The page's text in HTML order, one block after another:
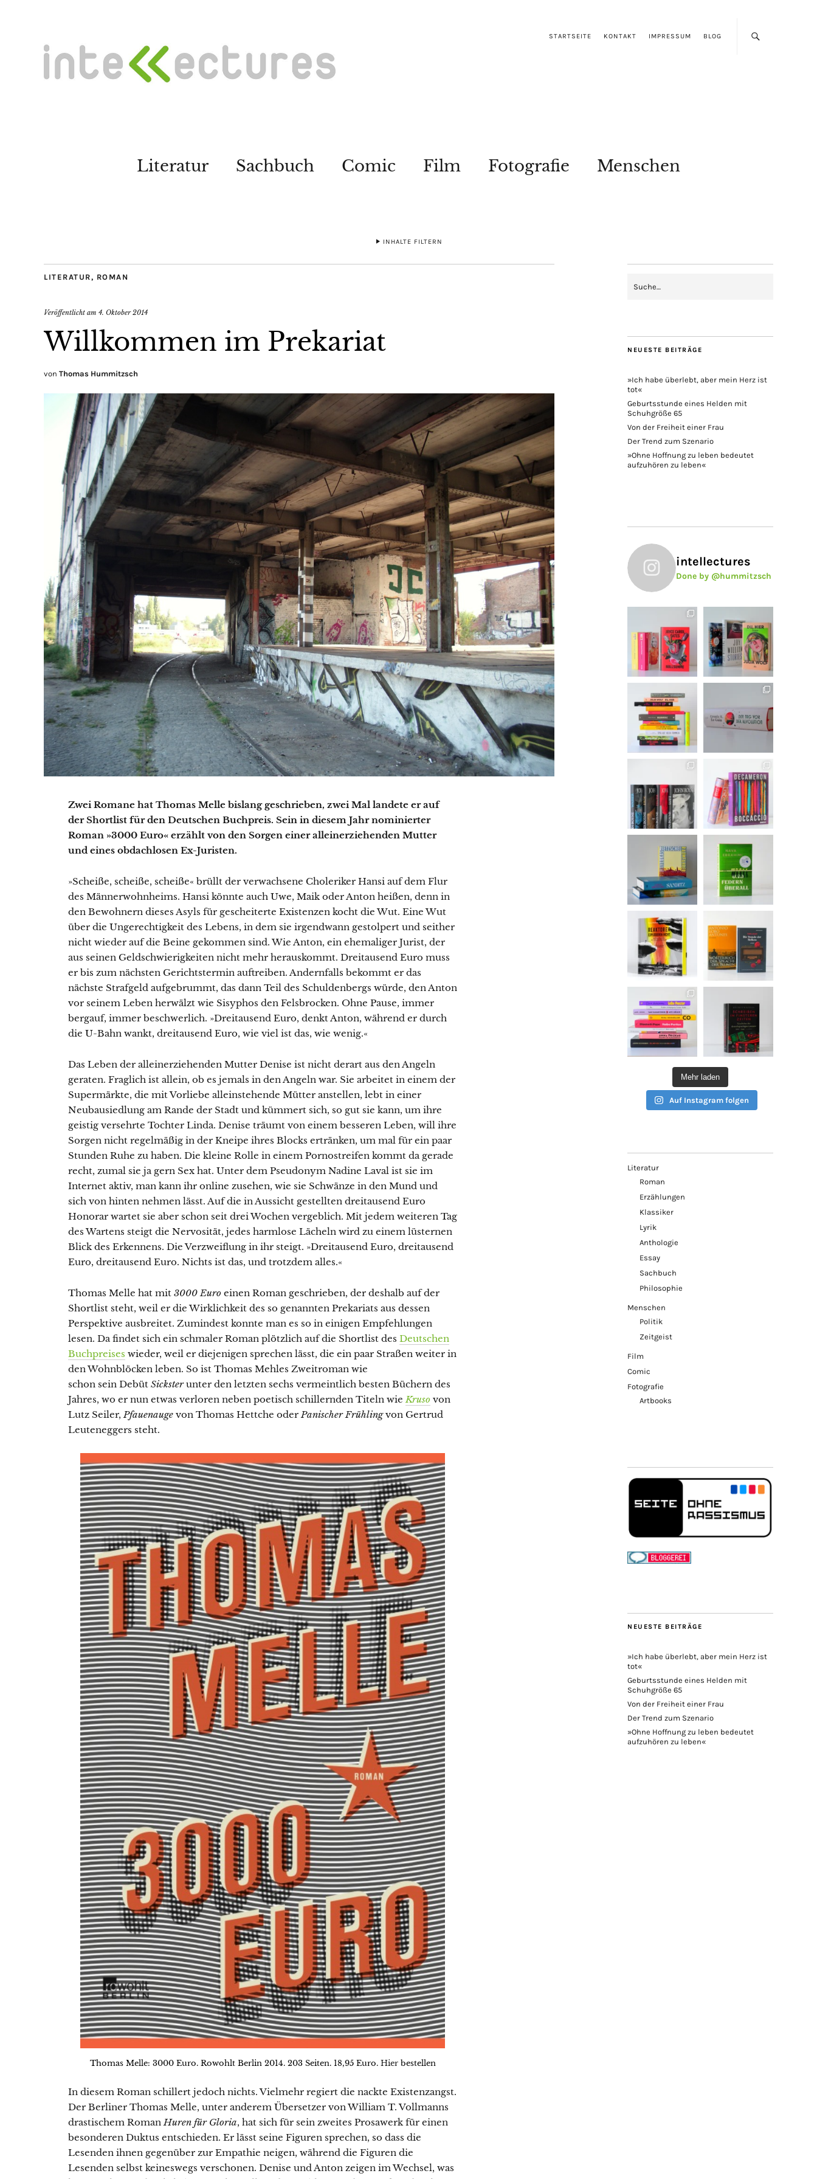
STARTSEITE KONTAKT IMPRESSUM BLOG
Literatur Sachbuch Comic Film Fotografie Menschen
INHALTE FILTERN
LITERATUR, ROMAN
Veröffentlicht am 4. Oktober 2014
Willkommen im Prekariat
von Thomas Hummitzsch
Zwei Romane hat Thomas Melle bislang geschrieben, zwei Mal landete er auf
der Shortlist für den Deutschen Buchpreis. Sein in diesem Jahr nominierter
Roman »3000 Euro« erzählt von den Sorgen einer alleinerziehenden Mutter
und eines obdachlosen Ex-Juristen.
»Scheiße, scheiße, scheiße« brüllt der verwachsene Choleriker Hansi auf dem Flur
des Männerwohnheims. Hansi könnte auch Uwe, Maik oder Anton heißen, denn in
den Bewohnern dieses Asyls für gescheiterte Existenzen kocht die Wut. Eine Wut
über die Ungerechtigkeit des Lebens, in dem sie irgendwann gestolpert und seither
nicht wieder auf die Beine gekommen sind. Wie Anton, ein ehemaliger Jurist, der
aus seinen Geldschwierigkeiten nicht mehr herauskommt. Dreitausend Euro muss
er bis zum nächsten Gerichtstermin auftreiben. Andernfalls bekommt er das
nächste Strafgeld aufgebrummt, das dann Teil des Schuldenbergs würde, den Anton
vor seinem Leben herwälzt wie Sisyphos den Felsbrocken. Ohne Pause, immer
bergauf, immer beschwerlich. »Dreitausend Euro, denkt Anton, während er durch
die U-Bahn wankt, dreitausend Euro, wie viel ist das, wie wenig.«
Das Leben der alleinerziehenden Mutter Denise ist nicht derart aus den Angeln
geraten. Fraglich ist allein, ob es jemals in den Angeln war. Sie arbeitet in einem der
Supermärkte, die mit Vorliebe alleinstehende Mütter anstellen, lebt in einer
Neubausiedlung am Rande der Stadt und kümmert sich, so gut sie kann, um ihre
geistig versehrte Tochter Linda. Denise träumt von einem besseren Leben, will ihre
Sorgen nicht regelmäßig in der Kneipe ihres Blocks ertränken, um mal für ein paar
Stunden Ruhe zu haben. Die kleine Rolle in einem Pornostreifen kommt da gerade
recht, zumal sie ja gern Sex hat. Unter dem Pseudonym Nadine Laval ist sie im
Internet aktiv, man kann ihr online zusehen, wie sie Schwänze in den Mund und
sich von hinten nehmen lässt. Auf die in Aussicht gestellten dreitausend Euro
Honorar wartet sie aber schon seit drei Wochen vergeblich. Mit jedem weiteren Tag
des Wartens steigt die Nervosität, jedes harmlose Lächeln wird zu einem lüsternen
Blick des Erkennens. Die Verzweiflung in ihr steigt. »Dreitausend Euro, dreitausend
Euro, dreitausend Euro. Nichts ist das, und trotzdem alles.«
Thomas Melle hat mit 3000 Euro einen Roman geschrieben, der deshalb auf der
Shortlist steht, weil er die Wirklichkeit des so genannten Prekariats aus dessen
Perspektive ausbreitet. Zumindest konnte man es so in einigen Empfehlungen
lesen. Da findet sich ein schmaler Roman plötzlich auf die Shortlist des Deutschen
Buchpreises wieder, weil er diejenigen sprechen lässt, die ein paar Straßen weiter in
den Wohnblöcken leben. So ist Thomas Mehles Zweitroman wie
schon sein Debüt Sicksterunter den letzten sechs vermeintlich besten Büchern des
Jahres, wo er nun etwas verloren neben poetisch schillernden Titeln wie Kruso von
Lutz Seiler, Pfauenauge von Thomas Hettche oder Panischer Frühlingvon Gertrud
Leuteneggers steht.
Thomas Melle: 3000 Euro. Rowohlt Berlin 2014. 203 Seiten. 18,95 Euro. Hierbestellen
In diesem Roman schillert jedoch nichts. Vielmehr regiert die nackte Existenzangst.
Der Berliner Thomas Melle, unter anderem Übersetzer von William T. Vollmanns
drastischem Roman Huren für Gloria, hat sich für sein zweites Prosawerk für einen
besonderen Duktus entschieden. Er lässt seine Figuren sprechen, so dass die
Lesenden ihnen gegenüber zur Empathie neigen, während die Figuren die
Lesenden selbst keineswegs verschonen. Denise und Anton zeigen im Wechsel, was
NEUESTE BEITRÄGE
»Ich habe überlebt, aber mein Herz ist
tot«
Geburtsstunde eines Helden mit
Schuhgröße 65
Von der Freiheit einer Frau
Der Trend zum Szenario
»Ohne Hoffnung zu leben bedeutet
aufzuhören zu leben«
intellectures
Done by @hummitzsch
Mehr laden
Auf Instagram folgen
Literatur
Roman
Erzählungen
Klassiker
Lyrik
Anthologie
Essay
Sachbuch
Philosophie
Menschen
Politik
Zeitgeist
Film
Comic
Fotografie
Artbooks
NEUESTE BEITRÄGE
»Ich habe überlebt, aber mein Herz ist
tot«
Geburtsstunde eines Helden mit
Schuhgröße 65
Von der Freiheit einer Frau
Der Trend zum Szenario
»Ohne Hoffnung zu leben bedeutet
aufzuhören zu leben«